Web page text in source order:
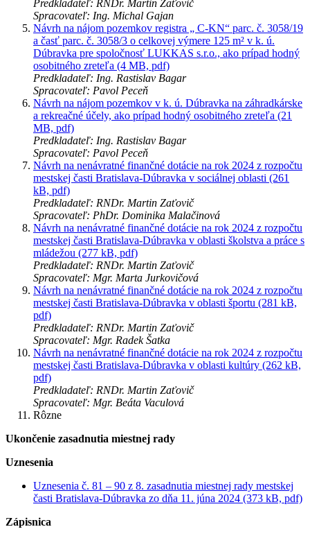
Predkladateľ: RNDr. Martin Zaťovič
Spracovateľ: Ing. Michal Gajan
Návrh na nájom pozemkov registra „ C-KN“ parc. č. 3058/19
a časť parc. č. 3058/3 o celkovej výmere 125 m² v k. ú.
Dúbravka pre spoločnosť LUKKAS s.r.o., ako prípad hodný
osobitného zreteľa (4 MB, pdf)
Predkladateľ: Ing. Rastislav Bagar
Spracovateľ: Pavol Peceň
Návrh na nájom pozemkov v k. ú. Dúbravka na záhradkárske
a rekreačné účely, ako prípad hodný osobitného zreteľa (21
MB, pdf)
Predkladateľ: Ing. Rastislav Bagar
Spracovateľ: Pavol Peceň
Návrh na nenávratné finančné dotácie na rok 2024 z rozpočtu
mestskej časti Bratislava-Dúbravka v sociálnej oblasti (261
kB, pdf)
Predkladateľ: RNDr. Martin Zaťovič
Spracovateľ: PhDr. Dominika Malačinová
Návrh na nenávratné finančné dotácie na rok 2024 z rozpočtu
mestskej časti Bratislava-Dúbravka v oblasti školstva a práce s
mládežou (277 kB, pdf)
Predkladateľ: RNDr. Martin Zaťovič
Spracovateľ: Mgr. Marta Jurkovičová
Návrh na nenávratné finančné dotácie na rok 2024 z rozpočtu
mestskej časti Bratislava-Dúbravka v oblasti športu (281 kB,
pdf)
Predkladateľ: RNDr. Martin Zaťovič
Spracovateľ: Mgr. Radek Šatka
Návrh na nenávratné finančné dotácie na rok 2024 z rozpočtu
mestskej časti Bratislava-Dúbravka v oblasti kultúry (262 kB,
pdf)
Predkladateľ: RNDr. Martin Zaťovič
Spracovateľ: Mgr. Beáta Vaculová
Rôzne
Ukončenie zasadnutia miestnej rady
Uznesenia
Uznesenia č. 81 – 90 z 8. zasadnutia miestnej rady mestskej
časti Bratislava-Dúbravka zo dňa 11. júna 2024 (373 kB, pdf)
Zápisnica